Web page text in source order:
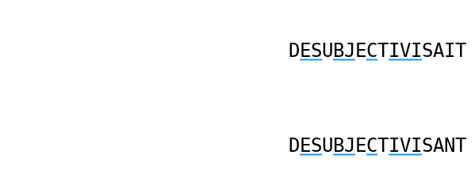
DESUBJ ECTIVISAIT
DESUBJ ECTIVISANT